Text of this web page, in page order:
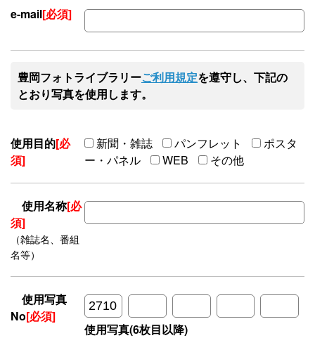
e-mail[必須]
豊岡フォトライブラリーご利用規定を遵守し、下記の
とおり写真を使用します。
使用目的[必
須]
新聞・雑誌 パンフレット
ポスタ
ー・パネル
WEB その他
使用名称[必
須]
（雑誌名、番組
名等）
使用写真
No[必須]
使用写真(6枚目以降)